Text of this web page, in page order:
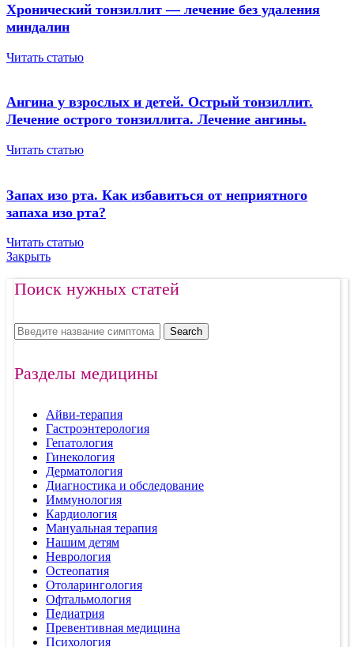
Хронический тонзиллит — лечение без удаления
миндалин
Читать статью
Ангина у взрослых и детей. Острый тонзиллит.
Лечение острого тонзиллита. Лечение ангины.
Читать статью
Запах изо рта. Как избавиться от неприятного
запаха изо рта?
Читать статью
Закрыть
Поиск нужных статей
Search
Разделы медицины
Айви-терапия
Гастроэнтерология
Гепатология
Гинекология
Дерматология
Диагностика и обследование
Иммунология
Кардиология
Мануальная терапия
Нашим детям
Неврология
Остеопатия
Отоларингология
Офтальмология
Педиатрия
Превентивная медицина
Психология